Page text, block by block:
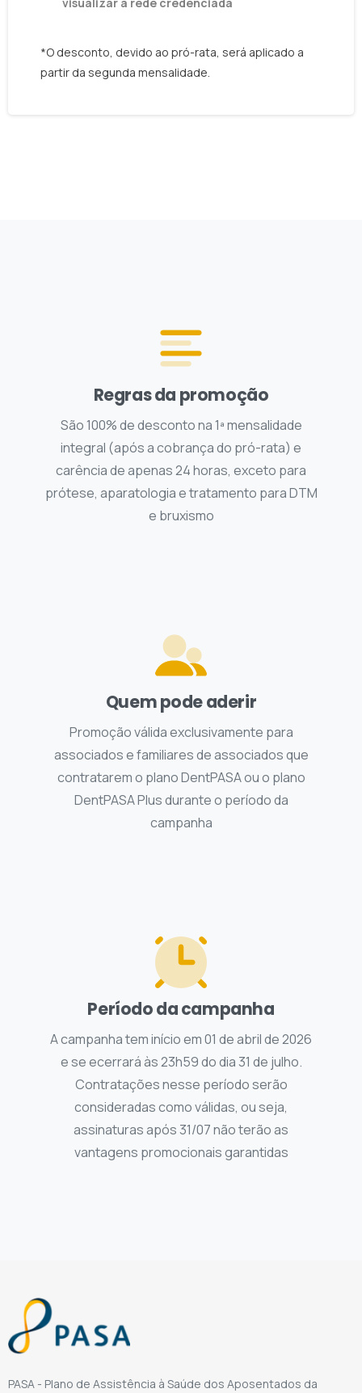
*O desconto, devido ao pró-rata, será aplicado a
partir da segunda mensalidade.
Regras da promoção
São 100% de desconto na 1ª mensalidade
integral (após a cobrança do pró-rata) e
carência de apenas 24 horas, exceto para
prótese, aparatologia e tratamento para DTM
e bruxismo
Quem pode aderir
Promoção válida exclusivamente para
associados e familiares de associados que
contratarem o plano DentPASA ou o plano
DentPASA Plus durante o período da
campanha
Período da campanha
A campanha tem início em 01 de abril de 2026
e se ecerrará às 23h59 do dia 31 de julho.
Contratações nesse período serão
consideradas como válidas, ou seja,
assinaturas após 31/07 não terão as
vantagens promocionais garantidas
PASA - Plano de Assistência à Saúde dos Aposentados da